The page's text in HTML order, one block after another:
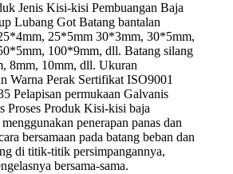
Jenis Kisi-kisi Pembuangan Baja
Lubang Got Batang bantalan
25*5mm 30*3mm, 30*5mm,
100*9mm, dll. Batang silang
8mm, 10mm, dll. Ukuran
Warna Perak Sertifikat ISO9001
Pelapisan permukaan Galvanis
Proses Produk Kisi-kisi baja
penerapan panas dan
bersamaan pada batang beban dan
di titik-titik persimpangannya,
bersama-sama.